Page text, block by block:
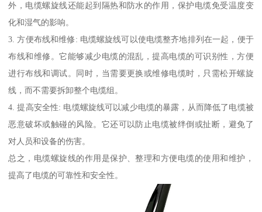
外，电缆螺旋线还能起到隔热和防水的作用，保护电缆免受温度变
化和湿气的影响。
3. 方便布线和维修: 电缆螺旋线可以使电缆整齐地排列在一起，便于
布线和维修。它能够减少电缆的混乱，提高电缆的可识别性，方便
进行布线和调试。同时，当需要更换或维修电缆时，只需松开螺旋
线，而不需要拆卸整个电缆组。
4. 提高安全性: 电缆螺旋线可以减少电缆的暴露，从而降低了电缆被
恶意破坏或触碰的风险。它还可以防止电缆被绊倒或扯断，避免了
对人员和设备的伤害。
总之，电缆螺旋线的作用是保护、整理和方便电缆的使用和维护，
提高了电缆的可靠性和安全性。